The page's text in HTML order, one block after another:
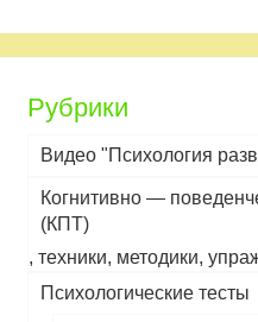
Рубрики
Видео "Психология
Когнитивно —
(КПТ)
, техники, методики,
Психологические тесты